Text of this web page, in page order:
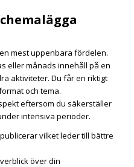
mest uppenbara fördelen.
eller månads innehåll på en
aktiviteter. Du får en riktigt
och tema.
eftersom du säkerställer
intensiva perioder.
vilket leder till bättre
över din